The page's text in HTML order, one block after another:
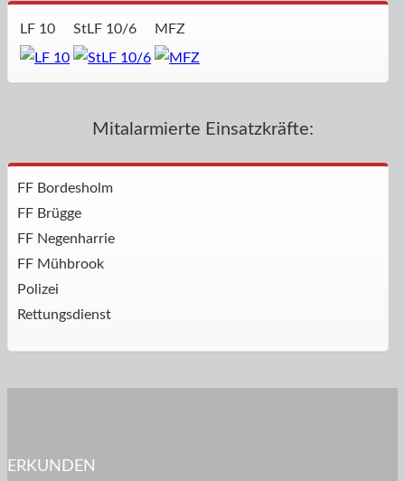
LF 10 StLF 10/6 MFZ
Mitalarmierte Einsatzkräfte:
FF Bordesholm
FF Brügge
FF Negenharrie
FF Mühbrook
Polizei
Rettungsdienst
ERKUNDEN